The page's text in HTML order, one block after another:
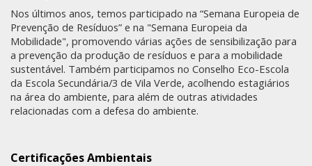
Nos últimos anos, temos participado na “Semana Europeia de
Prevenção de Resíduos” e na "Semana Europeia da
Mobilidade", promovendo várias ações de sensibilização para
a prevenção da produção de resíduos e para a mobilidade
sustentável. Também participamos no Conselho Eco-Escola
da Escola Secundária/3 de Vila Verde, acolhendo estagiários
na área do ambiente, para além de outras atividades
relacionadas com a defesa do ambiente.
Certificações Ambientais